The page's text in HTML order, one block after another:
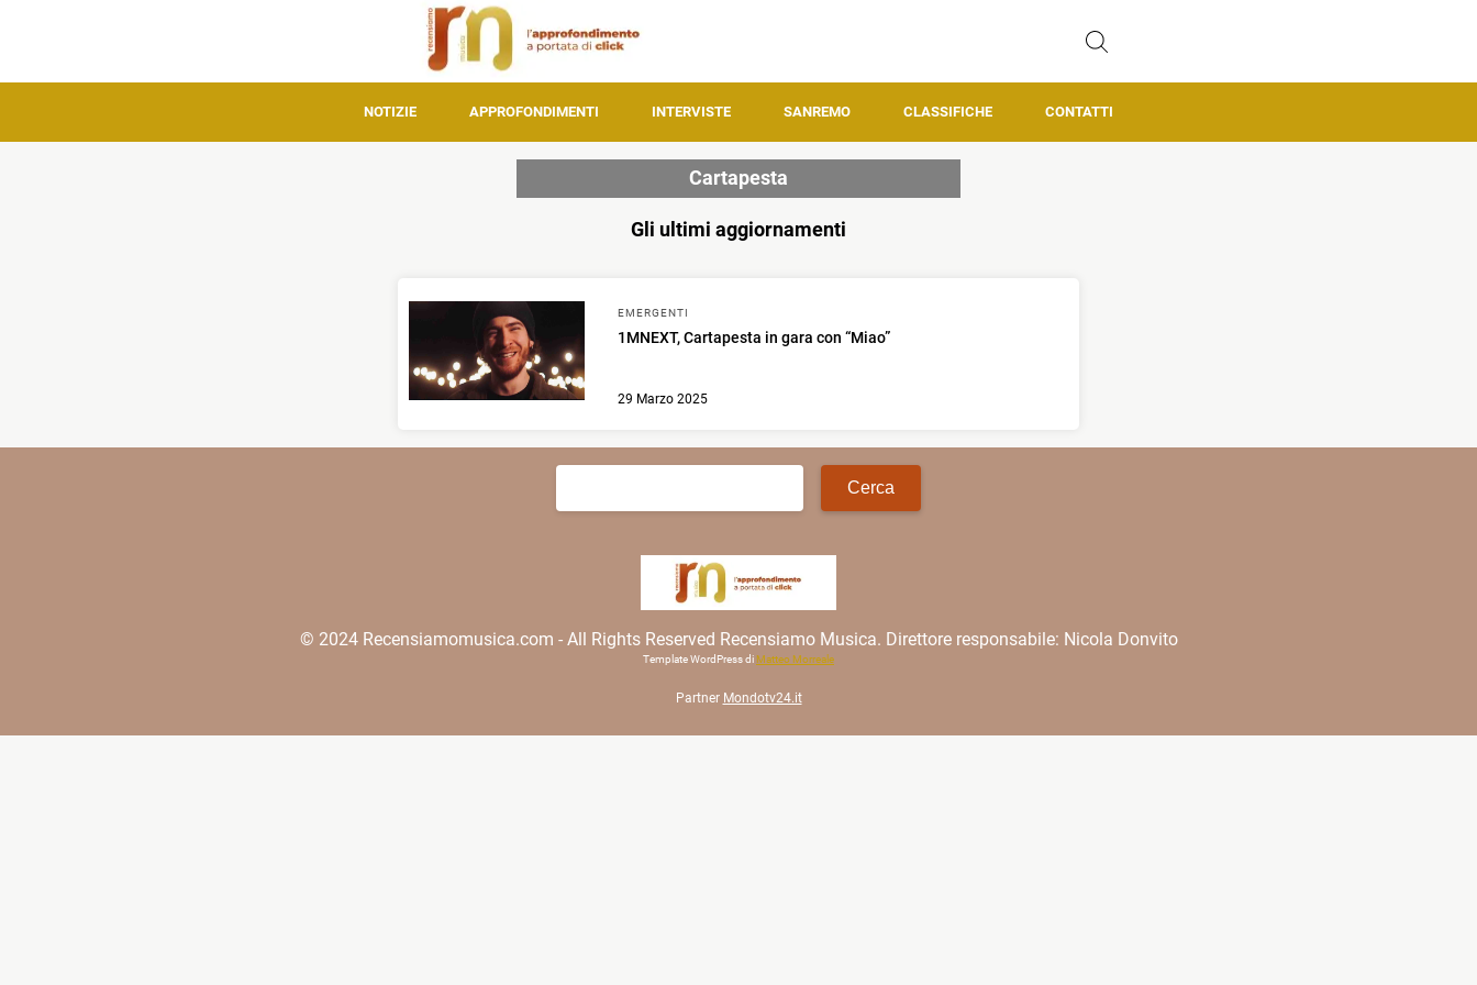
NOTIZIE APPROFONDIMENTI INTERVISTE SANREMO CLASSIFICHE CONTATTI
Cartapesta
Gli ultimi aggiornamenti
EMERGENTI
1MNEXT, Cartapesta in gara con “Miao”
29 Marzo 2025
© 2024 Recensiamomusica.com - All Rights Reserved Recensiamo Musica. Direttore responsabile: Nicola Donvito
Template WordPress di Matteo Morreale
Partner Mondotv24.it